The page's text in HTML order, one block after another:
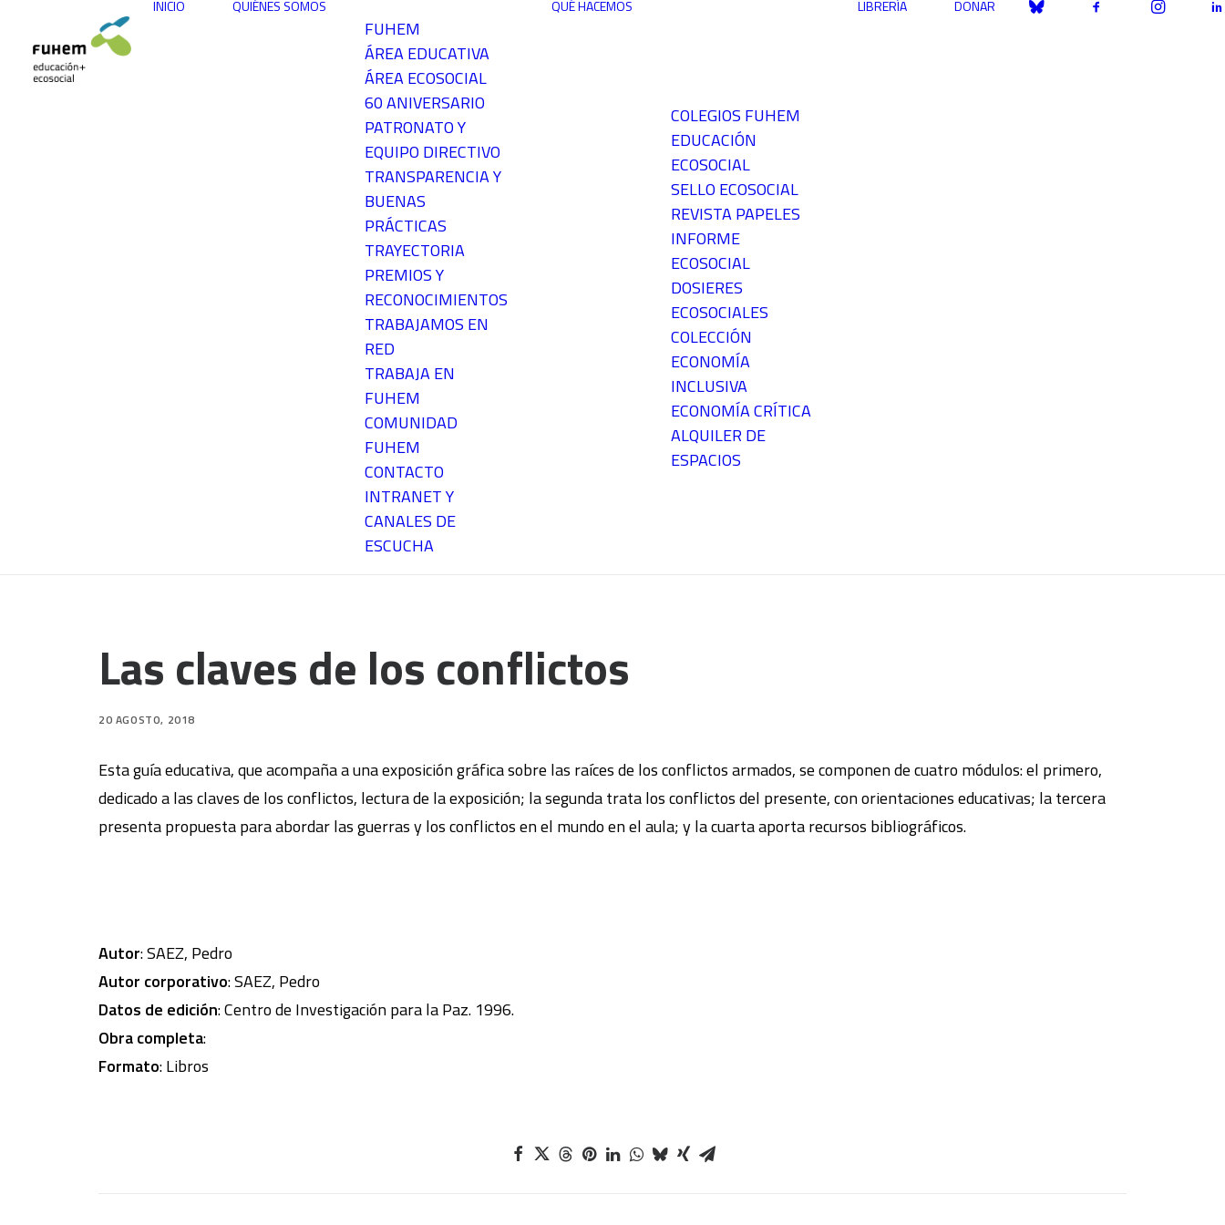
INICIO QUIÉNES SOMOS
FUHEM
ÁREA EDUCATIVA
ÁREA ECOSOCIAL
60 ANIVERSARIO
PATRONATO Y
EQUIPO DIRECTIVO
TRANSPARENCIA Y
BUENAS
PRÁCTICAS
TRAYECTORIA
PREMIOS Y
RECONOCIMIENTOS
TRABAJAMOS EN
RED
TRABAJA EN
FUHEM
COMUNIDAD
FUHEM
CONTACTO
INTRANET Y
CANALES DE
ESCUCHA
QUÉ HACEMOS
COLEGIOS FUHEM
EDUCACIÓN
ECOSOCIAL
SELLO ECOSOCIAL
REVISTA PAPELES
INFORME
ECOSOCIAL
DOSIERES
ECOSOCIALES
COLECCIÓN
ECONOMÍA
INCLUSIVA
ECONOMÍA CRÍTICA
ALQUILER DE
ESPACIOS
LIBRERÍA DONAR
Las claves de los conflictos
20 AGOSTO, 2018
Esta guía educativa, que acompaña a una exposición gráfica sobre las raíces de los conflictos armados, se componen de cuatro módulos: el primero,
dedicado a las claves de los conflictos, lectura de la exposición; la segunda trata los conflictos del presente, con orientaciones educativas; la tercera
presenta propuesta para abordar las guerras y los conflictos en el mundo en el aula; y la cuarta aporta recursos bibliográficos.
Autor: SAEZ, Pedro
Autor corporativo: SAEZ, Pedro
Datos de edición: Centro de Investigación para la Paz. 1996.
Obra completa:
Formato: Libros